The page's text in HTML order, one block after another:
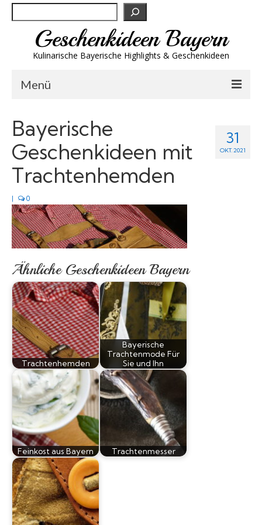
Suchen
Geschenkideen Bayern
Kulinarische Bayerische Highlights & Geschenkideen
Menü
Brotzeit & Genuss
Wandern
Wellness
31
OKT. 2021
Bayerische
Geschenkideen mit
Trachtenhemden
0
Ähnliche Geschenkideen Bayern
Trachtenhemden
Bayerische
Trachtenmode Für
Sie und Ihn
Feinkost aus Bayern Trachtenmesser